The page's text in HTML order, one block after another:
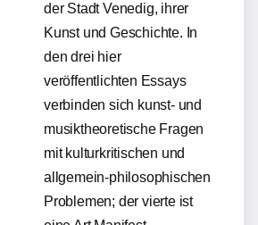
der Stadt Venedig, ihrer
Kunst und Geschichte. In
den drei hier
veröffentlichten Essays
verbinden sich kunst- und
musiktheoretische Fragen
mit kulturkritischen und
allgemein-philosophischen
Problemen; der vierte ist